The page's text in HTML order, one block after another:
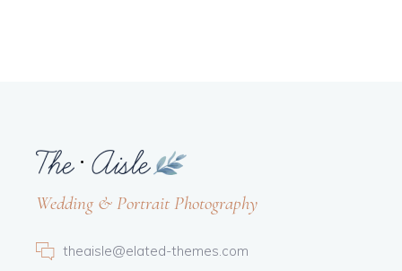
Wedding & Portrait Photography
theaisle@elated-themes.com